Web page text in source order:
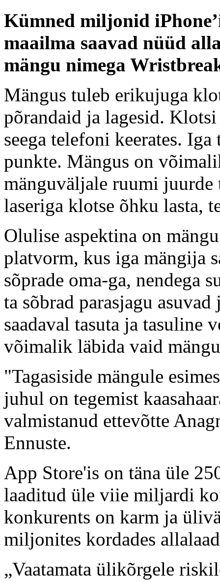
Kümned miljonid
maailma saavad nüüd
mängu nimega
Mängus tuleb erikujuga
põrandaid ja lagesid.
seega telefoni keerates.
punkte. Mängus on
mänguväljale ruumi
laseriga klotse õhku lasta,
Olulise aspektina on
platvorm, kus iga mängija
sõprade oma-ga, nendega
ta sõbrad parasjagu
saadaval tasuta ja tasuline
võimalik läbida vaid
"Tagasiside mängule
juhul on tegemist
valmistanud ettevõtte
Ennuste.
App Store'is on täna üle
laaditud üle viie miljardi
konkurents on karm ja
miljonites kordades
„Vaatamata ülikõrgele